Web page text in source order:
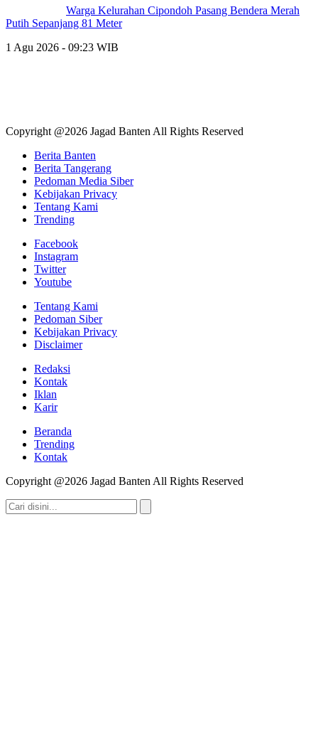
Warga Kelurahan Cipondoh Pasang Bendera Merah
Putih Sepanjang 81 Meter
1 Agu 2026 - 09:23 WIB
Copyright @2026 Jagad Banten All Rights Reserved
Berita Banten
Berita Tangerang
Pedoman Media Siber
Kebijakan Privacy
Tentang Kami
Trending
Facebook
Instagram
Twitter
Youtube
Tentang Kami
Pedoman Siber
Kebijakan Privacy
Disclaimer
Redaksi
Kontak
Iklan
Karir
Beranda
Trending
Kontak
Copyright @2026 Jagad Banten All Rights Reserved